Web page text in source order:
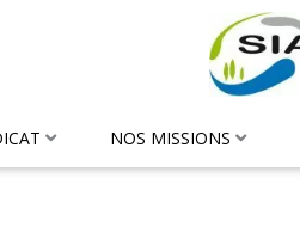
NOS MISSIONS